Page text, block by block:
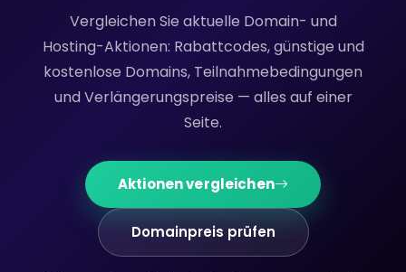
Vergleichen Sie aktuelle Domain- und
Hosting-Aktionen: Rabattcodes, günstige und
kostenlose Domains, Teilnahmebedingungen
und Verlängerungspreise — alles auf einer
Seite.
Aktionen vergleichen
Domainpreis prüfen